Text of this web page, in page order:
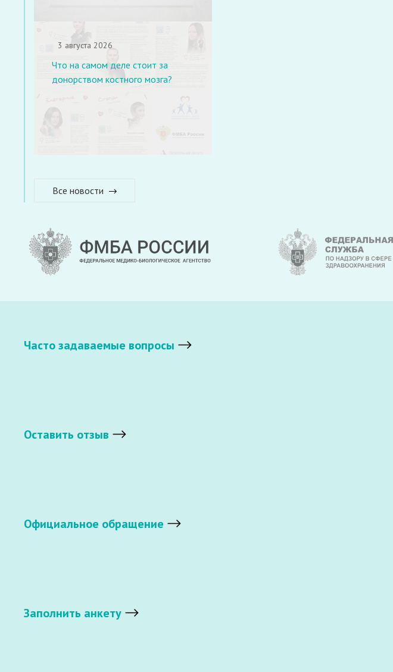
3 августа 2026
Что на самом деле стоит за
донорством костного мозга?
Все новости
Часто задаваемые вопросы
Оставить отзыв
Официальное обращение
Заполнить анкету